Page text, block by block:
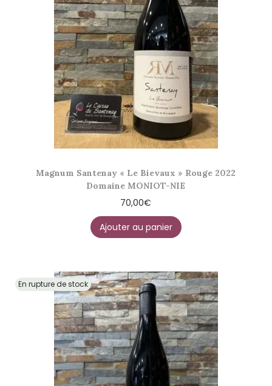
Magnum Santenay « Le Bievaux » Rouge 2022
Domaine MONIOT-NIE
70,00€
Ajouter au panier
En rupture de stock